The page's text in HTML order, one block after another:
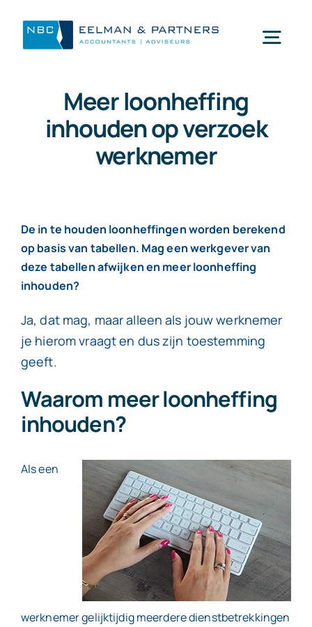
inhoud
Wat doen wij
Wie zijn wij
Nieuws
Contact
Meer loonheffing
inhouden op verzoek
werknemer
De in te houden loonheffingen worden berekend
op basis van tabellen. Mag een werkgever van
deze tabellen afwijken en meer loonheffing
inhouden?
Ja, dat mag, maar alleen als jouw werknemer
je hierom vraagt en dus zijn toestemming
geeft.
Waarom meer loonheffing
inhouden?
Als een
werknemer gelijktijdig meerdere dienstbetrekkingen